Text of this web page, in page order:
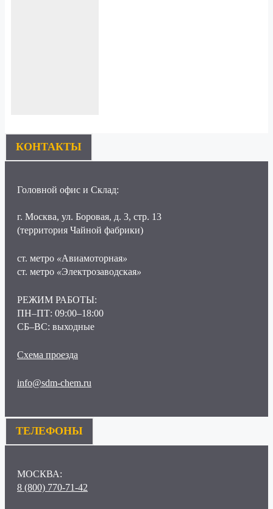
КОНТАКТЫ
Головной офис и Склад:
г. Москва, ул. Боровая, д. 3, стр. 13
(территория Чайной фабрики)
ст. метро «Авиамоторная»
ст. метро «Электрозаводская»
РЕЖИМ РАБОТЫ:
ПН–ПТ: 09:00–18:00
СБ–ВС: выходные
Схема проезда
info@sdm-chem.ru
ТЕЛЕФОНЫ
МОСКВА:
8 (800) 770-71-42